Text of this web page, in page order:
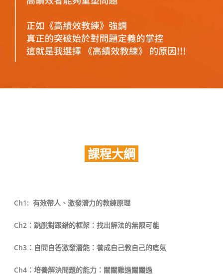
課程大綱
Ch1: 有效帶人、激發潛力的教練原理
Ch2：跳脫對跟錯的框架：找出解法的無限可能
Ch3：自問自答激發潛能：養成自己教自己的底氣
Ch4：培養解決問題的能力：關關雞過關關過